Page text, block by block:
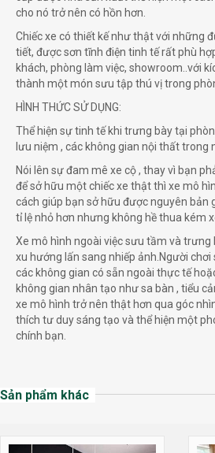
cho nó trở nên có hồn hơn.
Chiếc xe có thiết kế như thật với những
tiết, được sơn tĩnh điện tinh tế rất phù
khách, phòng làm việc, showroom..với
thành một món sưu tập thú vị trong
HÌNH THỨC SỬ DỤNG:
Thể hiện sự tinh tế khi trưng bày tại
lưu niệm , các không gian nội thất trong
Nói lên sự đam mê xe cộ , thay vì bạn
để sở hữu một chiếc xe thật thì xe mô
cách giúp bạn sở hữu được nguyên bản
tỉ lệ nhỏ hơn nhưng không hề thua kém
Xe mô hình ngoài việc sưu tầm và trưng
xu hướng lấn sang nhiếp ảnh.Người chơi
các không gian có sẵn ngoài thực tế
không gian nhân tạo như sa bàn , tiểu
xe mô hình trở nên thật hơn qua góc
thích tư duy sáng tạo và thể hiện một
chính bạn.
Sản phẩm khác